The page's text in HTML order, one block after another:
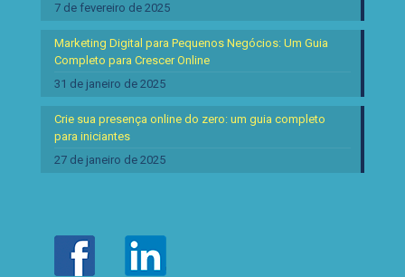
7 de fevereiro de 2025
Marketing Digital para Pequenos Negócios: Um Guia
Completo para Crescer Online
31 de janeiro de 2025
Crie sua presença online do zero: um guia completo
para iniciantes
27 de janeiro de 2025